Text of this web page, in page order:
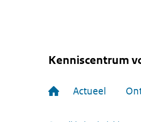
Kenniscentrum
Actueel